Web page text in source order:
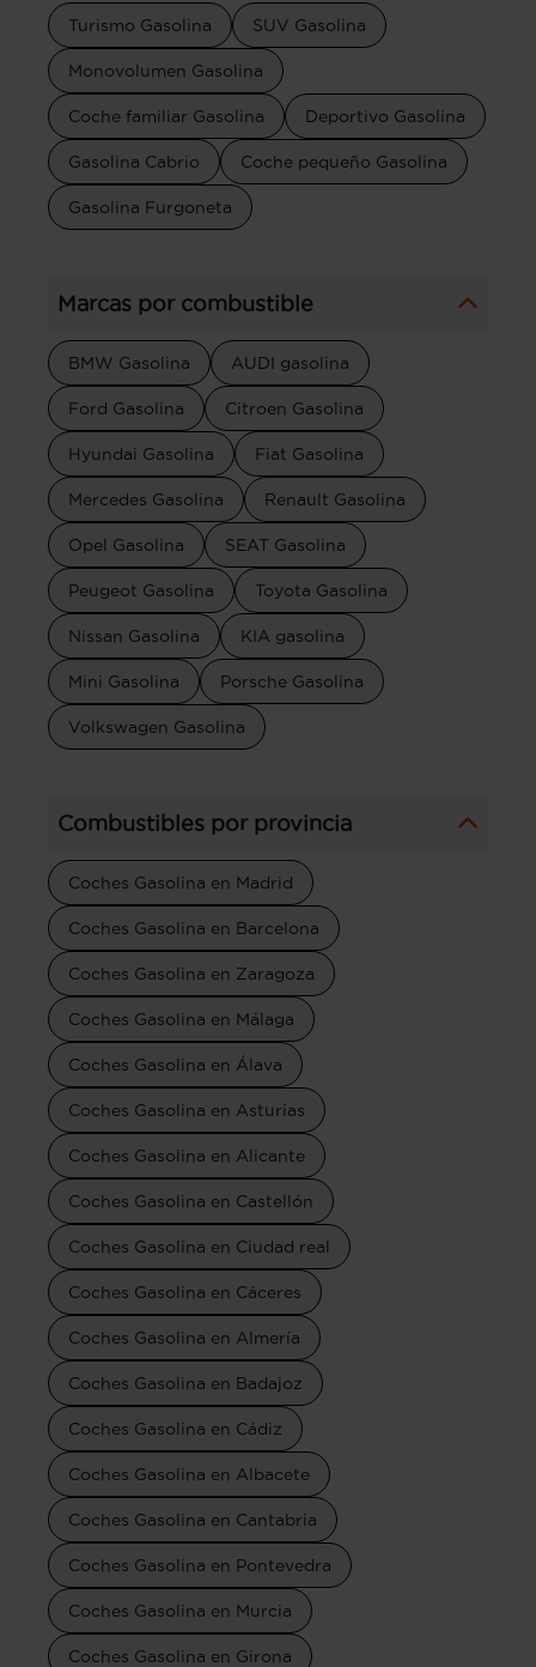
Turismo Gasolina SUV Gasolina
Monovolumen Gasolina
Coche familiar Gasolina Deportivo Gasolina
Gasolina Cabrio Coche pequeño Gasolina
Gasolina Furgoneta
Marcas por combustible
BMW Gasolina AUDI gasolina
Ford Gasolina Citroen Gasolina
Hyundai Gasolina Fiat Gasolina
Mercedes Gasolina Renault Gasolina
Opel Gasolina SEAT Gasolina
Peugeot Gasolina Toyota Gasolina
Nissan Gasolina KIA gasolina
Mini Gasolina Porsche Gasolina
Volkswagen Gasolina
Combustibles por provincia
Coches Gasolina en Madrid
Coches Gasolina en Barcelona
Coches Gasolina en Zaragoza
Coches Gasolina en Málaga
Coches Gasolina en Álava
Coches Gasolina en Asturias
Coches Gasolina en Alicante
Coches Gasolina en Castellón
Coches Gasolina en Ciudad real
Coches Gasolina en Cáceres
Coches Gasolina en Almería
Coches Gasolina en Badajoz
Coches Gasolina en Cádiz
Coches Gasolina en Albacete
Coches Gasolina en Cantabria
Coches Gasolina en Pontevedra
Coches Gasolina en Murcia
Coches Gasolina en Girona